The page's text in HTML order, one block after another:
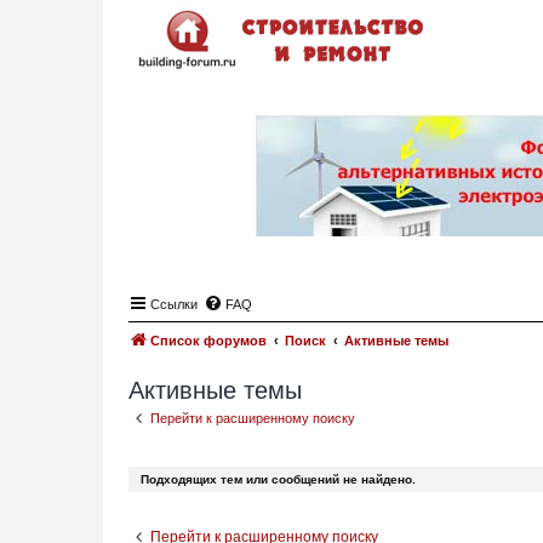
Ссылки FAQ
Список форумов Поиск Активные темы
Активные темы
Перейти к расширенному поиску
Подходящих тем или сообщений не найдено.
Перейти к расширенному поиску